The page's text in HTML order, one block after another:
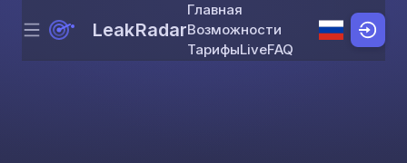
Skip to content
Menu LeakRadar
Главная
Возможности
ТарифыLiveFAQ